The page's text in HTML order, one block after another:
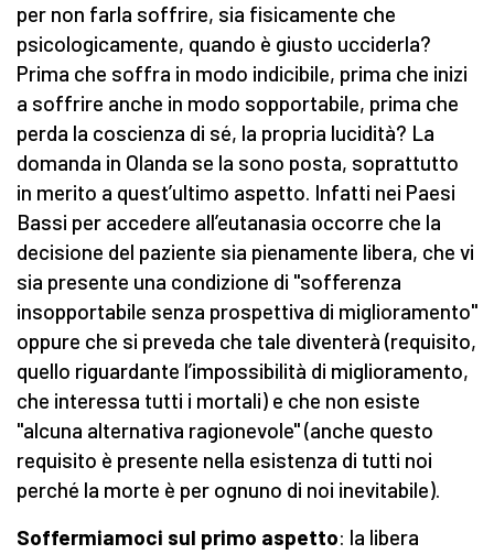
per non farla soffrire, sia fisicamente che
psicologicamente, quando è giusto ucciderla?
Prima che soffra in modo indicibile, prima che inizi
a soffrire anche in modo sopportabile, prima che
perda la coscienza di sé, la propria lucidità? La
domanda in Olanda se la sono posta, soprattutto
in merito a quest’ultimo aspetto. Infatti nei Paesi
Bassi per accedere all’eutanasia occorre che la
decisione del paziente sia pienamente libera, che vi
sia presente una condizione di "sofferenza
insopportabile senza prospettiva di miglioramento"
oppure che si preveda che tale diventerà (requisito,
quello riguardante l’impossibilità di miglioramento,
che interessa tutti i mortali) e che non esiste
"alcuna alternativa ragionevole" (anche questo
requisito è presente nella esistenza di tutti noi
perché la morte è per ognuno di noi inevitabile).
Soffermiamoci sul primo aspetto: la libera